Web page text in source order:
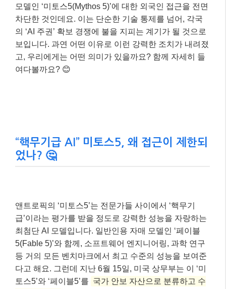
모델인 ‘미토스5(Mythos 5)’에 대한 외국인 접근을 전면
차단한 것인데요. 이는 단순한 기술 통제를 넘어, 각국
의 ‘AI 주권’ 확보 경쟁에 불을 지피는 계기가 될 것으로
보입니다. 과연 어떤 이유로 이런 강력한 조치가 내려졌
고, 우리에게는 어떤 의미가 있을까요? 함께 자세히 들
여다볼까요? 😊
“핵무기급 AI” 미토스5, 왜 접근이 제한되
었나? 🤔
앤트로픽의 ‘미토스5’는 전문가들 사이에서 ‘핵무기
급’이라는 평가를 받을 정도로 강력한 성능을 자랑하는
최첨단 AI 모델입니다. 일반인용 자매 모델인 ‘페이블
5(Fable 5)’와 함께, 소프트웨어 엔지니어링, 과학 연구
등 거의 모든 벤치마크에서 최고 수준의 성능을 보여준
다고 해요. 그런데 지난 6월 15일, 미국 상무부는 이 ‘미
토스5’와 ‘페이블5’를 국가 안보 자산으로 분류하고 수